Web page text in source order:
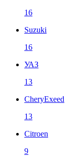
16
Suzuki
16
УАЗ
13
CheryExeed
13
Citroen
9